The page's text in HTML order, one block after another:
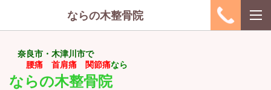
ならの木整骨院
奈良市・木津川市で
腰痛 首肩痛 関節痛なら
ならの木整骨院